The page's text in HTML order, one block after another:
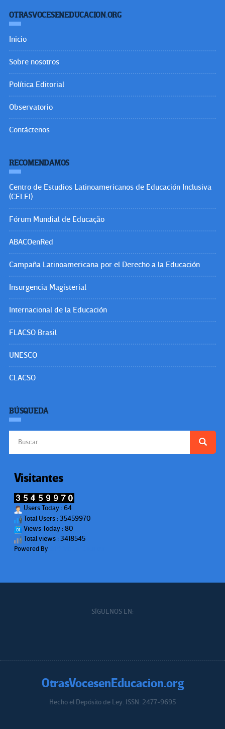
OTRASVOCESENEDUCACION.ORG
Inicio
Sobre nosotros
Política Editorial
Observatorio
Contáctenos
RECOMENDAMOS
Centro de Estudios Latinoamericanos de Educación Inclusiva
(CELEI)
Fórum Mundial de Educação
ABACOenRed
Campaña Latinoamericana por el Derecho a la Educación
Insurgencia Magisterial
Internacional de la Educación
FLACSO Brasil
UNESCO
CLACSO
BÚSQUEDA
Visitantes
Users Today : 64
Total Users : 35459970
Views Today : 80
Total views : 3418545
Powered By
SÍGUENOS EN:
OtrasVocesenEducacion.org
Hecho el Depósito de Ley. ISSN: 2477-9695